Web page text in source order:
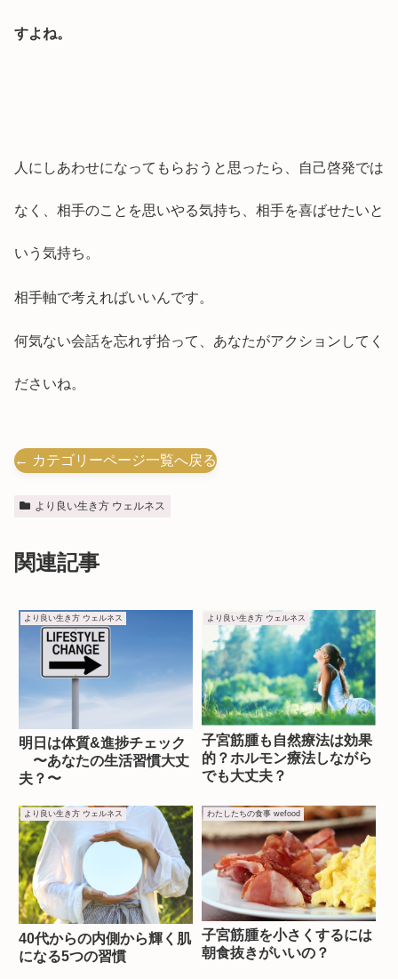
すよね。
人にしあわせになってもらおうと思ったら、自己啓発では
なく、相手のことを思いやる気持ち、相手を喜ばせたいと
いう気持ち。
相手軸で考えればいいんです。
何気ない会話を忘れず拾って、あなたがアクションしてく
ださいね。
← カテゴリーページ一覧へ戻る
より良い生き方 ウェルネス
関連記事
より良い生き方 ウェルネス
明日は体質&進捗チェック
〜あなたの生活習慣大丈
夫？〜
より良い生き方 ウェルネス
子宮筋腫も自然療法は効果
的？ホルモン療法しながら
でも大丈夫？
より良い生き方 ウェルネス
40代からの内側から輝く肌
になる5つの習慣
わたしたちの食事 wefood
子宮筋腫を小さくするには
朝食抜きがいいの？